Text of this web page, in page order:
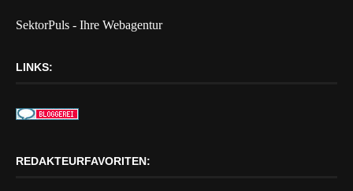
SektorPuls - Ihre Webagentur
LINKS:
REDAKTEURFAVORITEN: